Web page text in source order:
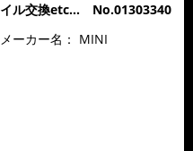
イル交換etc… No.01303340
メーカー名： MINI